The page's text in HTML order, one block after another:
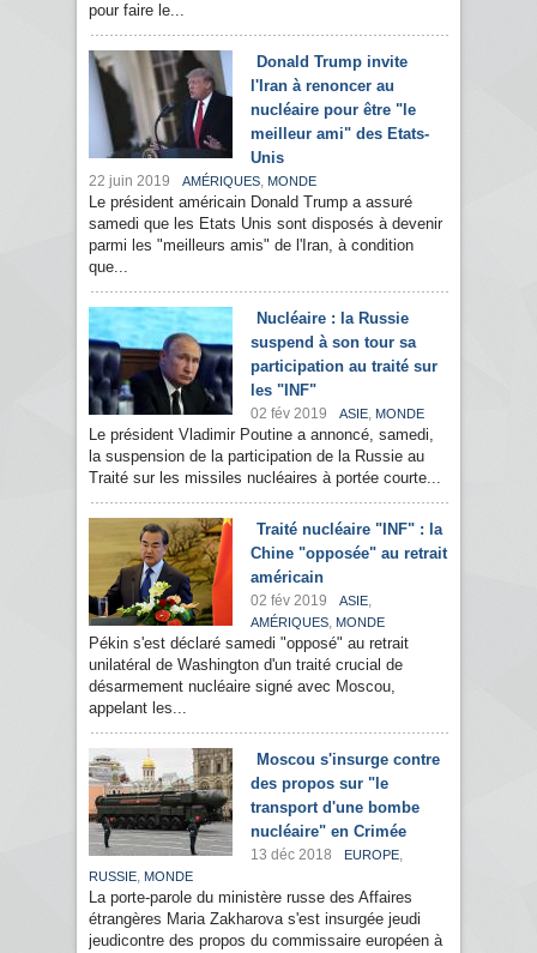
pour faire le...
Donald Trump invite
l'Iran à renoncer au
nucléaire pour être "le
meilleur ami" des Etats-
Unis
22 juin 2019 AMÉRIQUES, MONDE
Le président américain Donald Trump a assuré
samedi que les Etats Unis sont disposés à devenir
parmi les "meilleurs amis" de l'Iran, à condition
que...
Nucléaire : la Russie
suspend à son tour sa
participation au traité sur
les "INF"
02 fév 2019 ASIE, MONDE
Le président Vladimir Poutine a annoncé, samedi,
la suspension de la participation de la Russie au
Traité sur les missiles nucléaires à portée courte...
Traité nucléaire "INF" : la
Chine "opposée" au retrait
américain
02 fév 2019 ASIE,
AMÉRIQUES, MONDE
Pékin s'est déclaré samedi "opposé" au retrait
unilatéral de Washington d'un traité crucial de
désarmement nucléaire signé avec Moscou,
appelant les...
Moscou s'insurge contre
des propos sur "le
transport d'une bombe
nucléaire" en Crimée
13 déc 2018 EUROPE,
RUSSIE, MONDE
La porte-parole du ministère russe des Affaires
étrangères Maria Zakharova s'est insurgée jeudi
jeudicontre des propos du commissaire européen à